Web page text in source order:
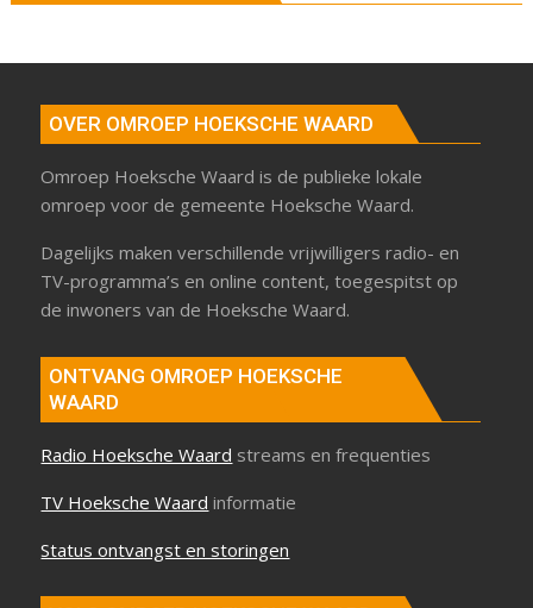
OVER OMROEP HOEKSCHE WAARD
Omroep Hoeksche Waard is de publieke lokale
omroep voor de gemeente Hoeksche Waard.
Dagelijks maken verschillende vrijwilligers radio- en
TV-programma’s en online content, toegespitst op
de inwoners van de Hoeksche Waard.
ONTVANG OMROEP HOEKSCHE
WAARD
Radio Hoeksche Waard streams en frequenties
TV Hoeksche Waard informatie
Status ontvangst en storingen